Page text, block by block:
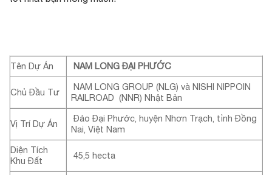
Tên Dự Án NAM LONG ĐẠI PHƯỚC
Chủ Đầu Tư
NAM LONG GROUP (NLG) và NISHI NIPPOIN
RAILROAD (NNR) Nhật Bản
Vị Trí Dự Án
Đảo Đại Phước, huyện Nhơn Trạch, tỉnh Đồng
Nai, Việt Nam
Diện Tích
Khu Đất
45,5 hecta